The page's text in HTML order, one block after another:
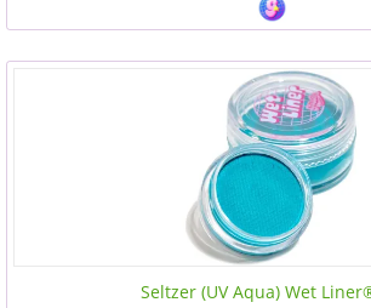
Seltzer (UV Aqua) Wet